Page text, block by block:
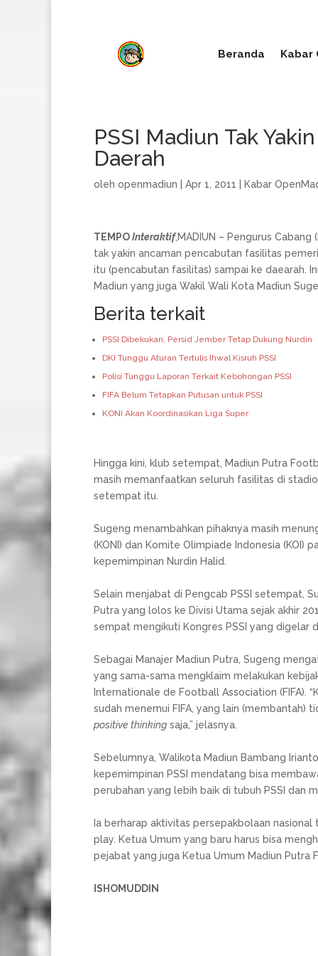
Beranda Kabar
PSSI Madiun Tak
Daerah
oleh openmadiun Apr 1, 2011 Kabar
TEMPOInteraktif,MADIUN – Pengurus
tak yakin ancaman pencabutan fasilitas
itu (pencabutan fasilitas) sampai ke daearah.
Madiun yang juga Wakil Wali Kota Madiun
Berita terkait
PSSI Dibekukan, Persid Jember Tetap Dukung Nurdin
DKI Tunggu Aturan Tertulis Ihwal Kisruh PSSI
Polisi Tunggu Laporan Terkait Kebohongan PSSI
FIFA Belum Tetapkan Putusan untuk PSSI
KONI Akan Koordinasikan Liga Super
Hingga kini, klub setempat, Madiun Putra
masih memanfaatkan seluruh fasilitas di
setempat itu.
Sugeng menambahkan pihaknya masih
(KONI) dan Komite Olimpiade Indonesia (KOI)
kepemimpinan Nurdin Halid.
Selain menjabat di Pengcab PSSI setempat,
Putra yang lolos ke Divisi Utama sejak akhir
sempat mengikuti Kongres PSSI yang digelar
Sebagai Manajer Madiun Putra, Sugeng
yang sama-sama mengklaim melakukan
Internationale de Football Association (FIFA).
sudah menemui FIFA, yang lain (membantah)
positive thinking saja,” jelasnya.
Sebelumnya, Walikota Madiun Bambang
kepemimpinan PSSI mendatang bisa
perubahan yang lebih baik di tubuh PSSI dan
Ia berharap aktivitas persepakbolaan
play. Ketua Umum yang baru harus bisa
pejabat yang juga Ketua Umum Madiun Putra
ISHOMUDDIN